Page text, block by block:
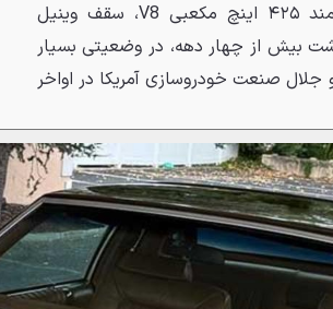
کارکردی حدود ۷۶ هزار کیلومتر، مجهز به پیشرانه قدرتمند ۴۲۵ اینچ مکعبی V8، سقف وینیل
بیش از چهار دهه، در وضعیتی بسیار
صنعت خودروسازی آمریکا در اواخر